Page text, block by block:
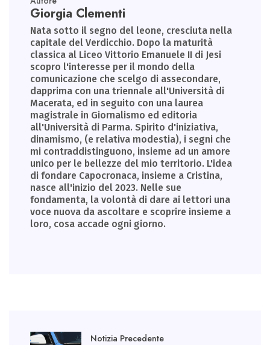
Giorgia Clementi
Nata sotto il segno del leone, cresciuta nella
capitale del Verdicchio. Dopo la maturità
classica al Liceo Vittorio Emanuele II di Jesi
scopro l'interesse per il mondo della
comunicazione che scelgo di assecondare,
dapprima con una triennale all'Università di
Macerata, ed in seguito con una laurea
magistrale in Giornalismo ed editoria
all'Università di Parma. Spirito d'iniziativa,
dinamismo, (e relativa modestia), i segni che
mi contraddistinguono, insieme ad un amore
unico per le bellezze del mio territorio. L'idea
di fondare Capocronaca, insieme a Cristina,
nasce all'inizio del 2023. Nelle sue
fondamenta, la volontà di dare ai lettori una
voce nuova da ascoltare e scoprire insieme a
loro, cosa accade ogni giorno.
Notizia Precedente